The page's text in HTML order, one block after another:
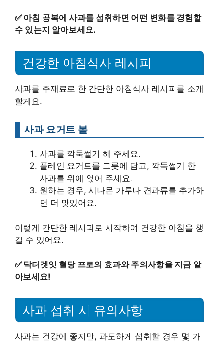
✅ 아침 공복에 사과를 섭취하면 어떤 변화를 경험할
수 있는지 알아보세요.
건강한 아침식사 레시피
사과를 주재료로 한 간단한 아침식사 레시피를 소개
할게요.
사과 요거트 볼
사과를 깍둑썰기 해 주세요.
플레인 요거트를 그릇에 담고, 깍둑썰기 한
사과를 위에 얹어 주세요.
원하는 경우, 시나몬 가루나 견과류를 추가하
면 더 맛있어요.
이렇게 간단한 레시피로 시작하여 건강한 아침을 챙
길 수 있어요.
✅ 닥터겟잇 혈당 프로의 효과와 주의사항을 지금 알
아보세요!
사과 섭취 시 유의사항
사과는 건강에 좋지만, 과도하게 섭취할 경우 몇 가